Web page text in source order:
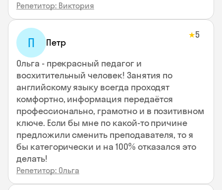
Репетитор: Виктория
П Петр
★5
Ольга - прекрасный педагог и
восхитительный человек! Занятия по
английскому языку всегда проходят
комфортно, информация передаётся
профессионально, грамотно и в позитивном
ключе. Если бы мне по какой-то причине
предложили сменить преподавателя, то я
бы категорически и на 100% отказался это
делать!
Репетитор: Ольга